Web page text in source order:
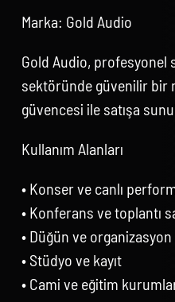
Marka: Gold Audio
Gold Audio, profesyonel
sektöründe güvenilir bir
güvencesi ile satışa
Kullanım Alanları
• Konser ve canlı
• Konferans ve toplantı
• Düğün ve organizasyon
• Stüdyo ve kayıt
• Cami ve eğitim